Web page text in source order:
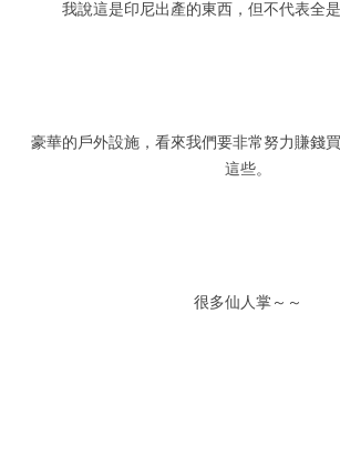
我說這是印尼出產的東西，但不代表全是
豪華的戶外設施，看來我們要非常努力賺錢
這些。
很多仙人掌～～